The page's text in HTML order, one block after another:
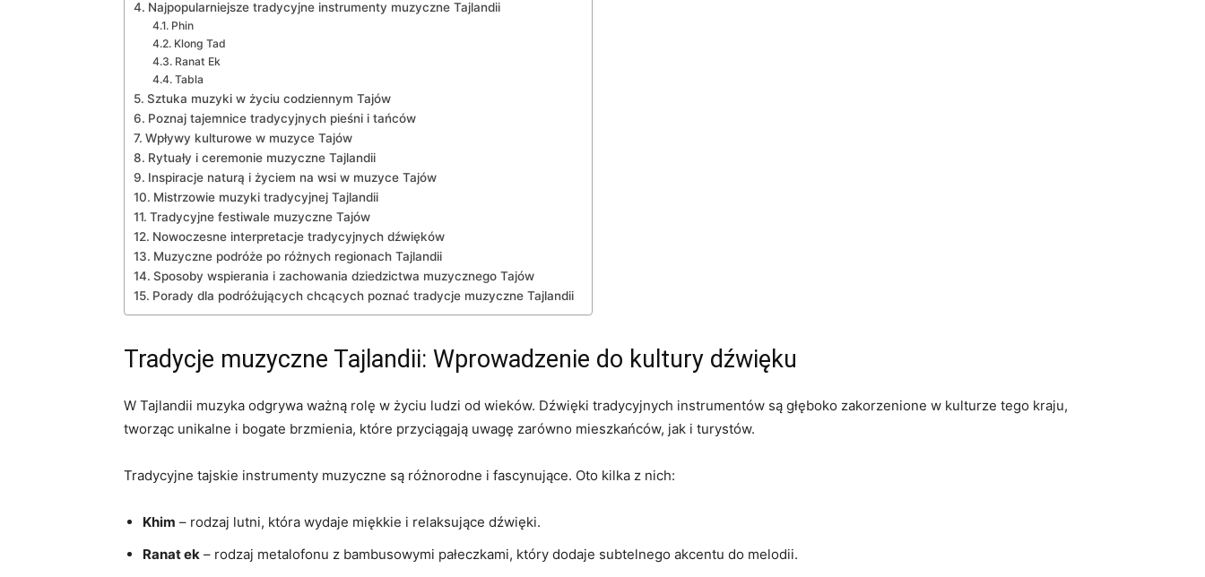
Najpopularniejsze tradycyjne instrumenty muzyczne Tajlandii
Phin
Klong Tad
Ranat ⁣Ek
Tabla
Sztuka ​muzyki w życiu codziennym Tajów
Poznaj tajemnice tradycyjnych pieśni i tańców
Wpływy kulturowe w muzyce Tajów
Rytuały i ceremonie muzyczne Tajlandii
Inspiracje naturą ‍i życiem na wsi w muzyce Tajów
Mistrzowie⁣ muzyki tradycyjnej Tajlandii
Tradycyjne festiwale muzyczne Tajów
Nowoczesne ‌interpretacje tradycyjnych dźwięków
Muzyczne podróże ⁤po różnych⁤ regionach Tajlandii
Sposoby wspierania i zachowania dziedzictwa muzycznego Tajów
Porady dla podróżujących chcących poznać tradycje muzyczne Tajlandii
Tradycje muzyczne Tajlandii: Wprowadzenie do kultury dźwięku
W Tajlandii muzyka odgrywa ważną rolę w życiu ludzi od wieków.⁤ Dźwięki tradycyjnych instrumentów ⁤są​ głęboko‌ zakorzenione w kulturze tego kraju,
tworząc unikalne ⁢i bogate brzmienia, które przyciągają uwagę⁤ zarówno mieszkańców, jak i turystów.
Tradycyjne tajskie instrumenty muzyczne są różnorodne ⁣i fascynujące. Oto kilka z‌ nich:
Khim – rodzaj lutni, ‌która wydaje miękkie i ‍relaksujące‌ dźwięki.
Ranat ek – rodzaj metalofonu z bambusowymi pałeczkami, który dodaje subtelnego akcentu do melodii.